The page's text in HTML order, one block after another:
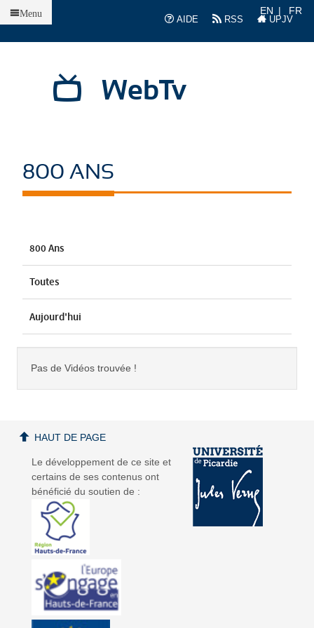
AIDE
RSS UPJV
EN FR
WebTv
Menu
800 ANS
800 Ans
Toutes
Aujourd'hui
Pas de Vidéos trouvée !
Le développement de ce site et
certains de ses contenus ont
bénéficié du soutien de :
HAUT DE PAGE